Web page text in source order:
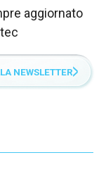
aggiornato
NEWSLETTER